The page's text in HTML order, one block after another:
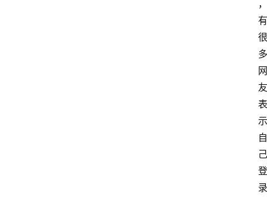
，
有
很
多
网
友
表
示
自
己
登
录